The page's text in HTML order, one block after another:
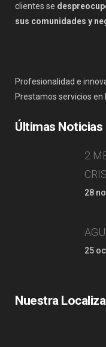
clientes se
sus comunidades y
Profesionalidad e
Prestamos servicios en
Últimas Noticias
2
28
25
Nuestra